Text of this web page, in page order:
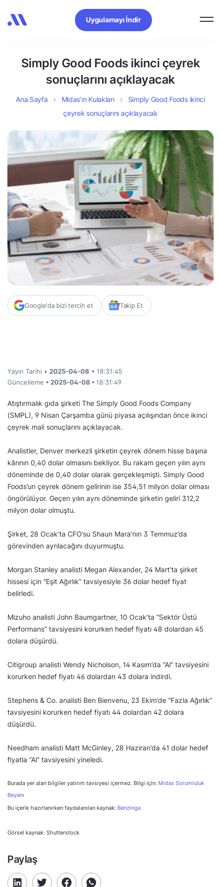
Uygulamayı İndir
Simply Good Foods ikinci çeyrek
sonuçlarını açıklayacak
Ana Sayfa Midas’ın Kulakları
Simply Good Foods ikinci
çeyrek sonuçlarını açıklayacak
Google'da bizi tercih et Takip Et
Yayın Tarihi • 2025-04-08 • 18:31:45
Güncelleme • 2025-04-08 • 18:31:49
Atıştırmalık gıda şirketi The Simply Good Foods Company
(SMPL), 9 Nisan Çarşamba günü piyasa açılışından önce ikinci
çeyrek mali sonuçlarını açıklayacak.
Analistler, Denver merkezli şirketin çeyrek dönem hisse başına
kârının 0,40 dolar olmasını bekliyor. Bu rakam geçen yılın aynı
döneminde de 0,40 dolar olarak gerçekleşmişti. Simply Good
Foods’un çeyrek dönem gelirinin ise 354,51 milyon dolar olması
öngörülüyor. Geçen yılın aynı döneminde şirketin geliri 312,2
milyon dolar olmuştu.
Şirket, 28 Ocak’ta CFO’su Shaun Mara’nın 3 Temmuz’da
görevinden ayrılacağını duyurmuştu.
Morgan Stanley analisti Megan Alexander, 24 Mart’ta şirket
hissesi için “Eşit Ağırlık” tavsiyesiyle 36 dolar hedef fiyat
belirledi.
Mizuho analisti John Baumgartner, 10 Ocak’ta “Sektör Üstü
Performans” tavsiyesini korurken hedef fiyatı 48 dolardan 45
dolara düşürdü.
Citigroup analisti Wendy Nicholson, 14 Kasım’da “Al” tavsiyesini
korurken hedef fiyatı 46 dolardan 43 dolara indirdi.
Stephens & Co. analisti Ben Bienvenu, 23 Ekim’de “Fazla Ağırlık”
tavsiyesini korurken hedef fiyatı 44 dolardan 42 dolara
düşürdü.
Needham analisti Matt McGinley, 28 Haziran’da 41 dolar hedef
fiyatla “Al” tavsiyesini yineledi.
Burada yer alan bilgiler yatırım tavsiyesi içermez. Bilgi için: Midas Sorumluluk
Beyanı
Bu içerik hazırlanırken faydalanılan kaynak: Benzinga
Görsel kaynak: Shutterstock
Paylaş